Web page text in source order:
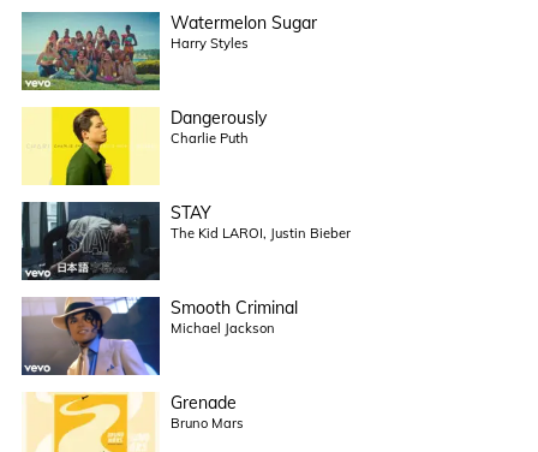
Watermelon Sugar
Harry Styles
Dangerously
Charlie Puth
STAY
The Kid LAROI, Justin Bieber
Smooth Criminal
Michael Jackson
Grenade
Bruno Mars